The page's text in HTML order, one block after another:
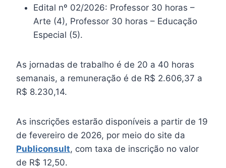
Edital nº 02/2026: Professor 30 horas –
Arte (4), Professor 30 horas – Educação
Especial (5).
As jornadas de trabalho é de 20 a 40 horas
semanais, a remuneração é de R$ 2.606,37 a
R$ 8.230,14.
As inscrições estarão disponíveis a partir de 19
de fevereiro de 2026, por meio do site da
Publiconsult, com taxa de inscrição no valor
de R$ 12,50.